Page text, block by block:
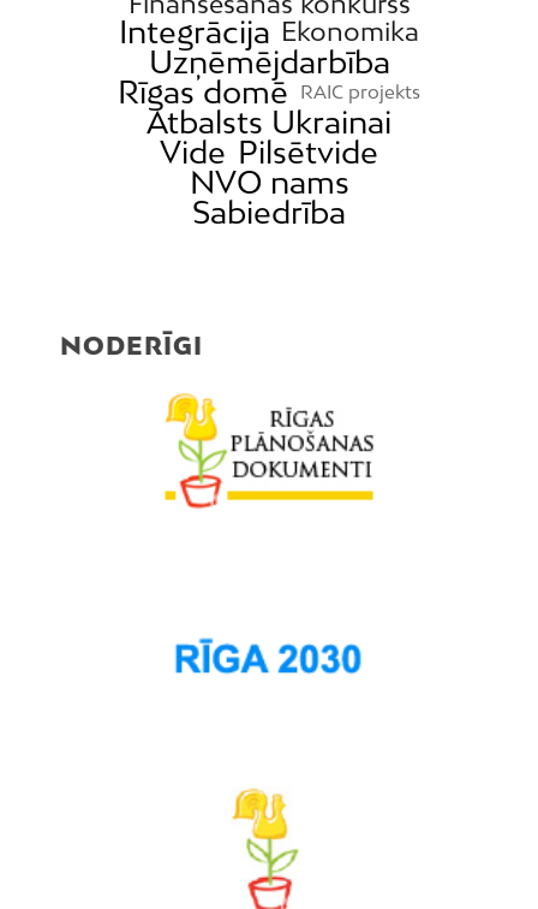
Integrācija Ekonomika
Uzņēmējdarbība
Rīgas domē
RAIC projekts
Atbalsts Ukrainai
Vide Pilsētvide
NVO nams
Sabiedrība
NODERĪGI